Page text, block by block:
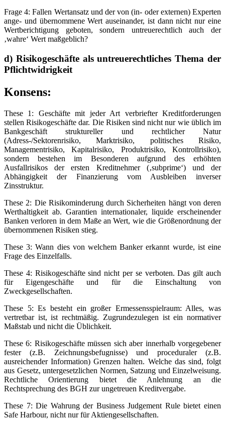
Frage 4: Fallen Wertansatz und der von (in- oder externen) Experten
ange- und übernommene Wert auseinander, ist dann nicht nur eine
Wertberichtigung geboten, sondern untreuerechtlich auch der
‚wahre‘ Wert maßgeblich?
d) Risikogeschäfte als untreuerechtliches Thema der
Pflichtwidrigkeit
Konsens:
These 1: Geschäfte mit jeder Art verbriefter Kreditforderungen
stellen Risikogeschäfte dar. Die Risiken sind nicht nur wie üblich im
Bankgeschäft struktureller und rechtlicher Natur
(Adress-/Sektorenrisiko, Marktrisiko, politisches Risiko,
Managementrisiko, Kapitalrisiko, Produktrisiko, Kontrollrisiko),
sondern bestehen im Besonderen aufgrund des erhöhten
Ausfallrisikos der ersten Kreditnehmer (‚subprime‘) und der
Abhängigkeit der Finanzierung vom Ausbleiben inverser
Zinsstruktur.
These 2: Die Risikominderung durch Sicherheiten hängt von deren
Werthaltigkeit ab. Garantien internationaler, liquide erscheinender
Banken verloren in dem Maße an Wert, wie die Größenordnung der
übernommenen Risiken stieg.
These 3: Wann dies von welchem Banker erkannt wurde, ist eine
Frage des Einzelfalls.
These 4: Risikogeschäfte sind nicht per se verboten. Das gilt auch
für Eigengeschäfte und für die Einschaltung von
Zweckgesellschaften.
These 5: Es besteht ein großer Ermessensspielraum: Alles, was
vertretbar ist, ist rechtmäßig. Zugrundezulegen ist ein normativer
Maßstab und nicht die Üblichkeit.
These 6: Risikogeschäfte müssen sich aber innerhalb vorgegebener
fester (z.B. Zeichnungsbefugnisse) und proceduraler (z.B.
ausreichender Information) Grenzen halten. Welche das sind, folgt
aus Gesetz, untergesetzlichen Normen, Satzung und Einzelweisung.
Rechtliche Orientierung bietet die Anlehnung an die
Rechtsprechung des BGH zur ungetreuen Kreditvergabe.
These 7: Die Wahrung der Business Judgement Rule bietet einen
Safe Harbour, nicht nur für Aktiengesellschaften.